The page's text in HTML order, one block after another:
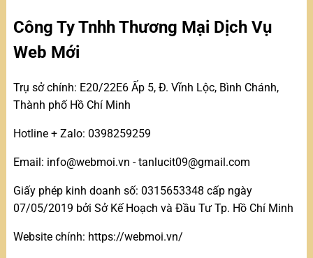
Công Ty Tnhh Thương Mại Dịch Vụ
Web Mới
Trụ sở chính: E20/22E6 Ấp 5, Đ. Vĩnh Lộc, Bình Chánh,
Thành phố Hồ Chí Minh
Hotline + Zalo: 0398259259
Email: info@webmoi.vn - tanlucit09@gmail.com
Giấy phép kinh doanh số: 0315653348 cấp ngày
07/05/2019 bởi Sở Kế Hoạch và Đầu Tư Tp. Hồ Chí Minh
Website chính: https://webmoi.vn/